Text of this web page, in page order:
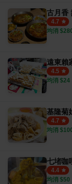
古月香
4.7
均消 $
遠東賴
4.5
均消 $24
基隆菊
4.7
均消 $
七堵咖
4.4
均消 $50